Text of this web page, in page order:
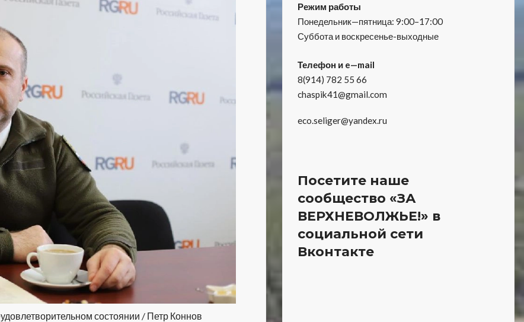
состоянии / Петр Коннов
Режим работы
Понедельник—пятница: 9:00–17:00
Суббота и воскресенье-выходные
Телефон и e—mail
8(914) 782 55 66
chaspik41@gmail.com
eco.seliger@yandex.ru
Посетите наше
сообщество «ЗА
ВЕРХНЕВОЛЖЬЕ!» в
социальной сети
Вконтакте